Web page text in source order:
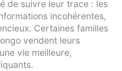
de suivre leur trace : les
incohérentes,
Certaines familles
vendent leurs
vie meilleure,